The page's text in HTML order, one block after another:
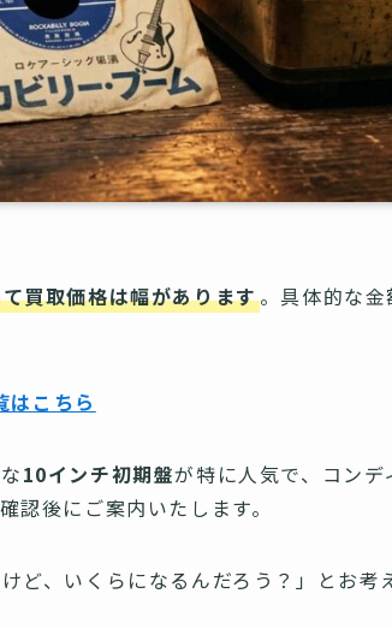
買取価格は幅があります。具体的な
はこちら
10インチ初期盤が特に人気で、コン
認後にご案内いたします。
ど、いくらになるんだろう？」とお考